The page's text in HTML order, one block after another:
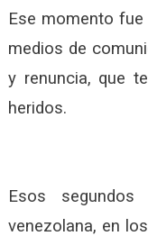
Ese momento
medios de
y renuncia, que
heridos.
Esos
venezolana, en